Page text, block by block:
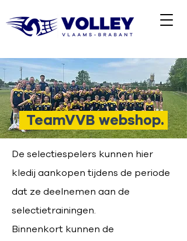
TeamVVB webshop.
De selectiespelers kunnen hier
kledij aankopen tijdens de periode
dat ze deelnemen aan de
selectietrainingen.
Binnenkort kunnen de